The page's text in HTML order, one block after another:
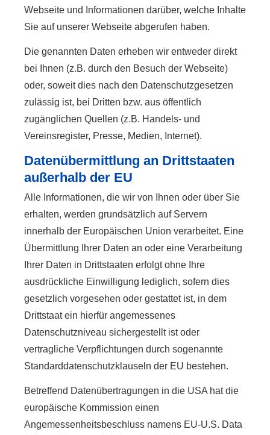
Webseite und Informationen darüber, welche Inhalte
Sie auf unserer Webseite abgerufen haben.
Die genannten Daten erheben wir entweder direkt
bei Ihnen (z.B. durch den Besuch der Webseite)
oder, soweit dies nach den Datenschutzgesetzen
zulässig ist, bei Dritten bzw. aus öffentlich
zugänglichen Quellen (z.B. Handels- und
Vereinsregister, Presse, Medien, Internet).
Datenübermittlung an Drittstaaten
außerhalb der EU
Alle Informationen, die wir von Ihnen oder über Sie
erhalten, werden grundsätzlich auf Servern
innerhalb der Europäischen Union verarbeitet. Eine
Übermittlung Ihrer Daten an oder eine Verarbeitung
Ihrer Daten in Drittstaaten erfolgt ohne Ihre
ausdrückliche Einwilligung lediglich, sofern dies
gesetzlich vorgesehen oder gestattet ist, in dem
Drittstaat ein hierfür angemessenes
Datenschutzniveau sichergestellt ist oder
vertragliche Verpflichtungen durch sogenannte
Standarddatenschutzklauseln der EU bestehen.
Betreffend Datenübertragungen in die USA hat die
europäische Kommission einen
Angemessenheitsbeschluss namens EU-U.S. Data